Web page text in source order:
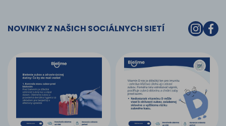
NOVINKY Z NAŠICH SOCIÁLNYCH SIETÍ